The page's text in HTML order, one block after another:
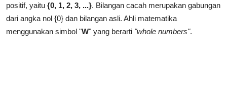
positif, yaitu {0, 1, 2, 3, ...}. Bilangan cacah merupakan gabungan
dari angka nol {0} dan bilangan asli. Ahli matematika
menggunakan simbol "W" yang berarti "whole numbers".